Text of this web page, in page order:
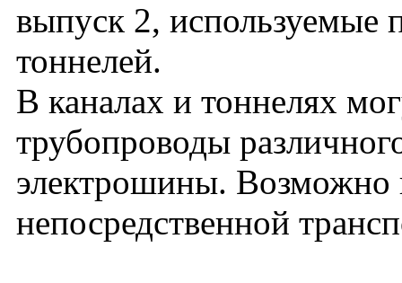
выпуск 2, используемые
тоннелей.
В каналах и тоннелях
трубопроводы
электрошины. Возможно
непосредственной